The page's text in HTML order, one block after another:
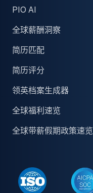
PIO AI
全球薪酬洞察
简历匹配
简历评分
领英档案生成器
全球福利速览
全球带薪假期政策速览